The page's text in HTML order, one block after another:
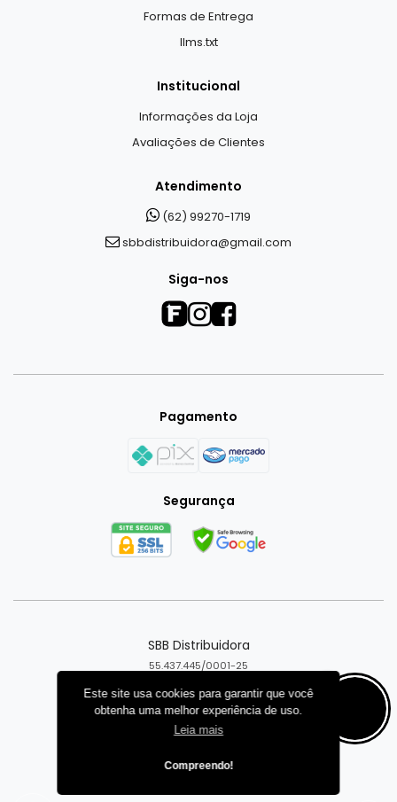
Este site usa cookies para garantir que você
obtenha uma melhor experiência de uso.
Leia mais
Compreendo!
Formas de Entrega
llms.txt
Institucional
Informações da Loja
Avaliações de Clientes
Atendimento
(62) 99270-1719
sbbdistribuidora@gmail.com
Siga-nos
Pagamento
Segurança
SBB Distribuidora
55.437.445/0001-25
Criar loja virtual com a plataforma